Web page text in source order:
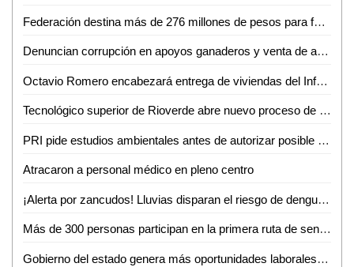
Federación destina más de 276 millones de pesos para fortalecer la salud en SLP
Denuncian corrupción en apoyos ganaderos y venta de aretes
Octavio Romero encabezará entrega de viviendas del Infonavit en Ciudad Valles
Tecnológico superior de Rioverde abre nuevo proceso de admisión por alta demanda
PRI pide estudios ambientales antes de autorizar posible fracking en la Huasteca Potosina
Atracaron a personal médico en pleno centro
¡Alerta por zancudos! Lluvias disparan el riesgo de dengue, zika y chikungunya
Más de 300 personas participan en la primera ruta de senderismo por la reinserción
Gobierno del estado genera más oportunidades laborales a mujeres potosinas